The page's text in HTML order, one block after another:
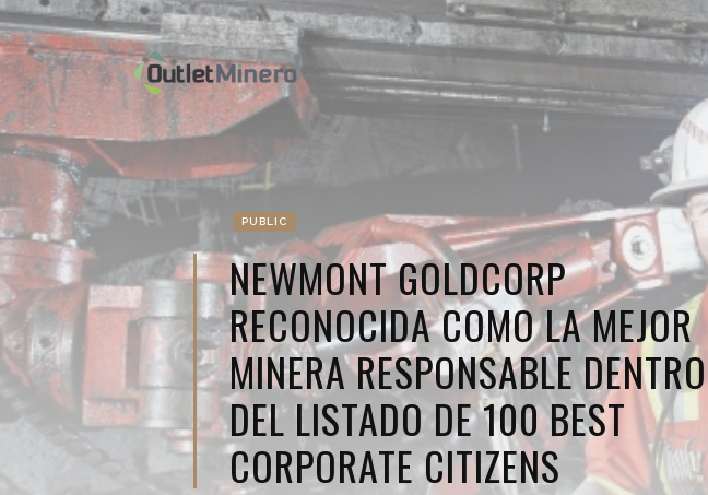
PUBLIC
NEWMONT GOLDCORP
RECONOCIDA COMO LA MEJOR
MINERA RESPONSABLE DENTRO
DEL LISTADO DE 100 BEST
CORPORATE CITIZENS